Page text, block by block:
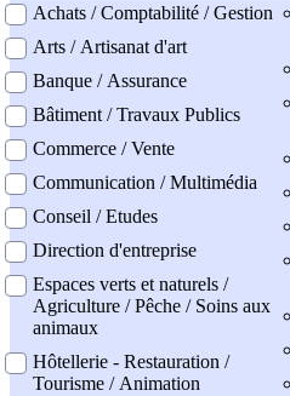
professionel
Achats / Comptabilité / Gestion
Arts / Artisanat d'art
Banque / Assurance
Bâtiment / Travaux Publics
Commerce / Vente
Communication / Multimédia
Conseil / Etudes
Direction d'entreprise
Espaces verts et naturels /
Agriculture / Pêche / Soins aux
animaux
Hôtellerie - Restauration /
Tourisme / Animation